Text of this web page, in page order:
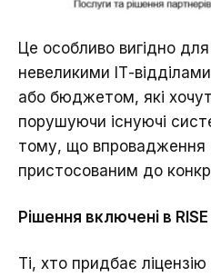
Це особливо вигідно
невеликими ІТ-
або бюджетом, які
порушуючи існуючі
тому, що впровадження
пристосованим до
Рішення включені в
Ті, хто придбає ліцензію